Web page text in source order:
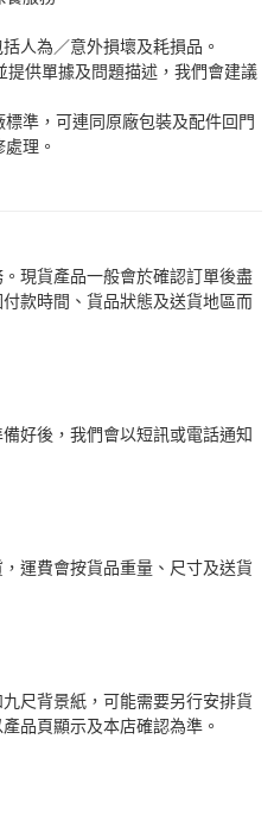
人為／意外損壞及耗損品。
供單據及問題描述，我們會建議
準，可連同原廠包裝及配件回門
理。
現貨產品一般會於確認訂單後盡
款時間、貨品狀態及送貨地區而
好後，我們會以短訊或電話通知
運費會按貨品重量、尺寸及送貨
尺背景紙，可能需要另行安排貨
品頁顯示及本店確認為準。